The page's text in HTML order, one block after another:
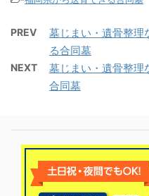
PREV
墓じまい・遺骨整理
る合同墓
NEXT
墓じまい・遺骨整理
合同墓